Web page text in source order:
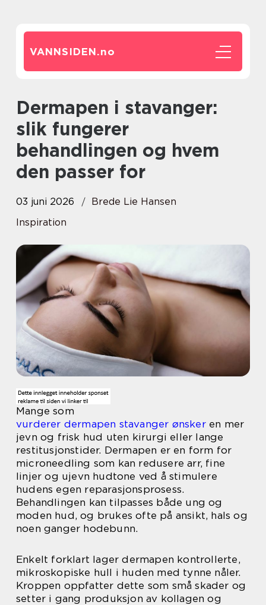
VANNSIDEN.no
Dermapen i stavanger:
slik fungerer
behandlingen og hvem
den passer for
03 juni 2026
Brede Lie Hansen
Inspiration
Mange som
vurderer dermapen stavanger ønskeren mer
jevn og frisk hud uten kirurgi eller lange
restitusjonstider. Dermapen er en form for
microneedling som kan redusere arr, fine
linjer og ujevn hudtone ved å stimulere
hudens egen reparasjonsprosess.
Behandlingen kan tilpasses både ung og
moden hud, og brukes ofte på ansikt, hals og
noen ganger hodebunn.
Enkelt forklart lager dermapen kontrollerte,
mikroskopiske hull i huden med tynne nåler.
Kroppen oppfatter dette som små skader og
setter i gang produksjon av kollagen og